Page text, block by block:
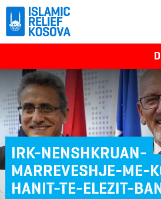
IRK-NENSHKRUAN-
MARREVESHJE-ME-
HANIT-TE-ELEZIT-